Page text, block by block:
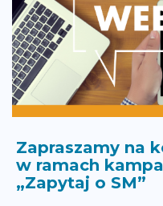
Zapraszamy na
w ramach
„Zapytaj o SM”